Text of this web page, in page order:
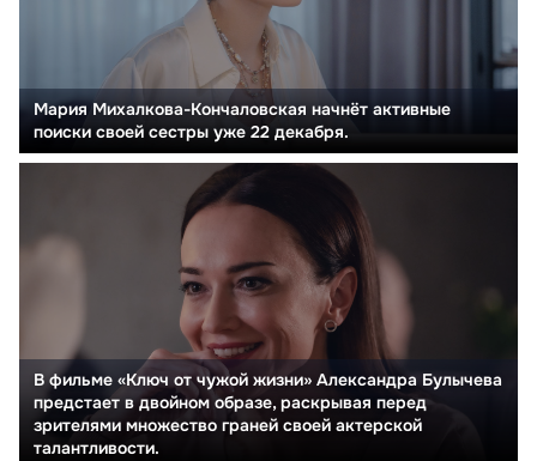
Мария Михалкова-Кончаловская начнёт активные
поиски своей сестры уже 22 декабря.
В фильме «Ключ от чужой жизни» Александра Булычева
предстает в двойном образе, раскрывая перед
зрителями множество граней своей актерской
талантливости.